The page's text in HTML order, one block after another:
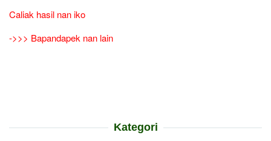
Caliak hasil nan iko
->>> Bapandapek nan lain
Kategori